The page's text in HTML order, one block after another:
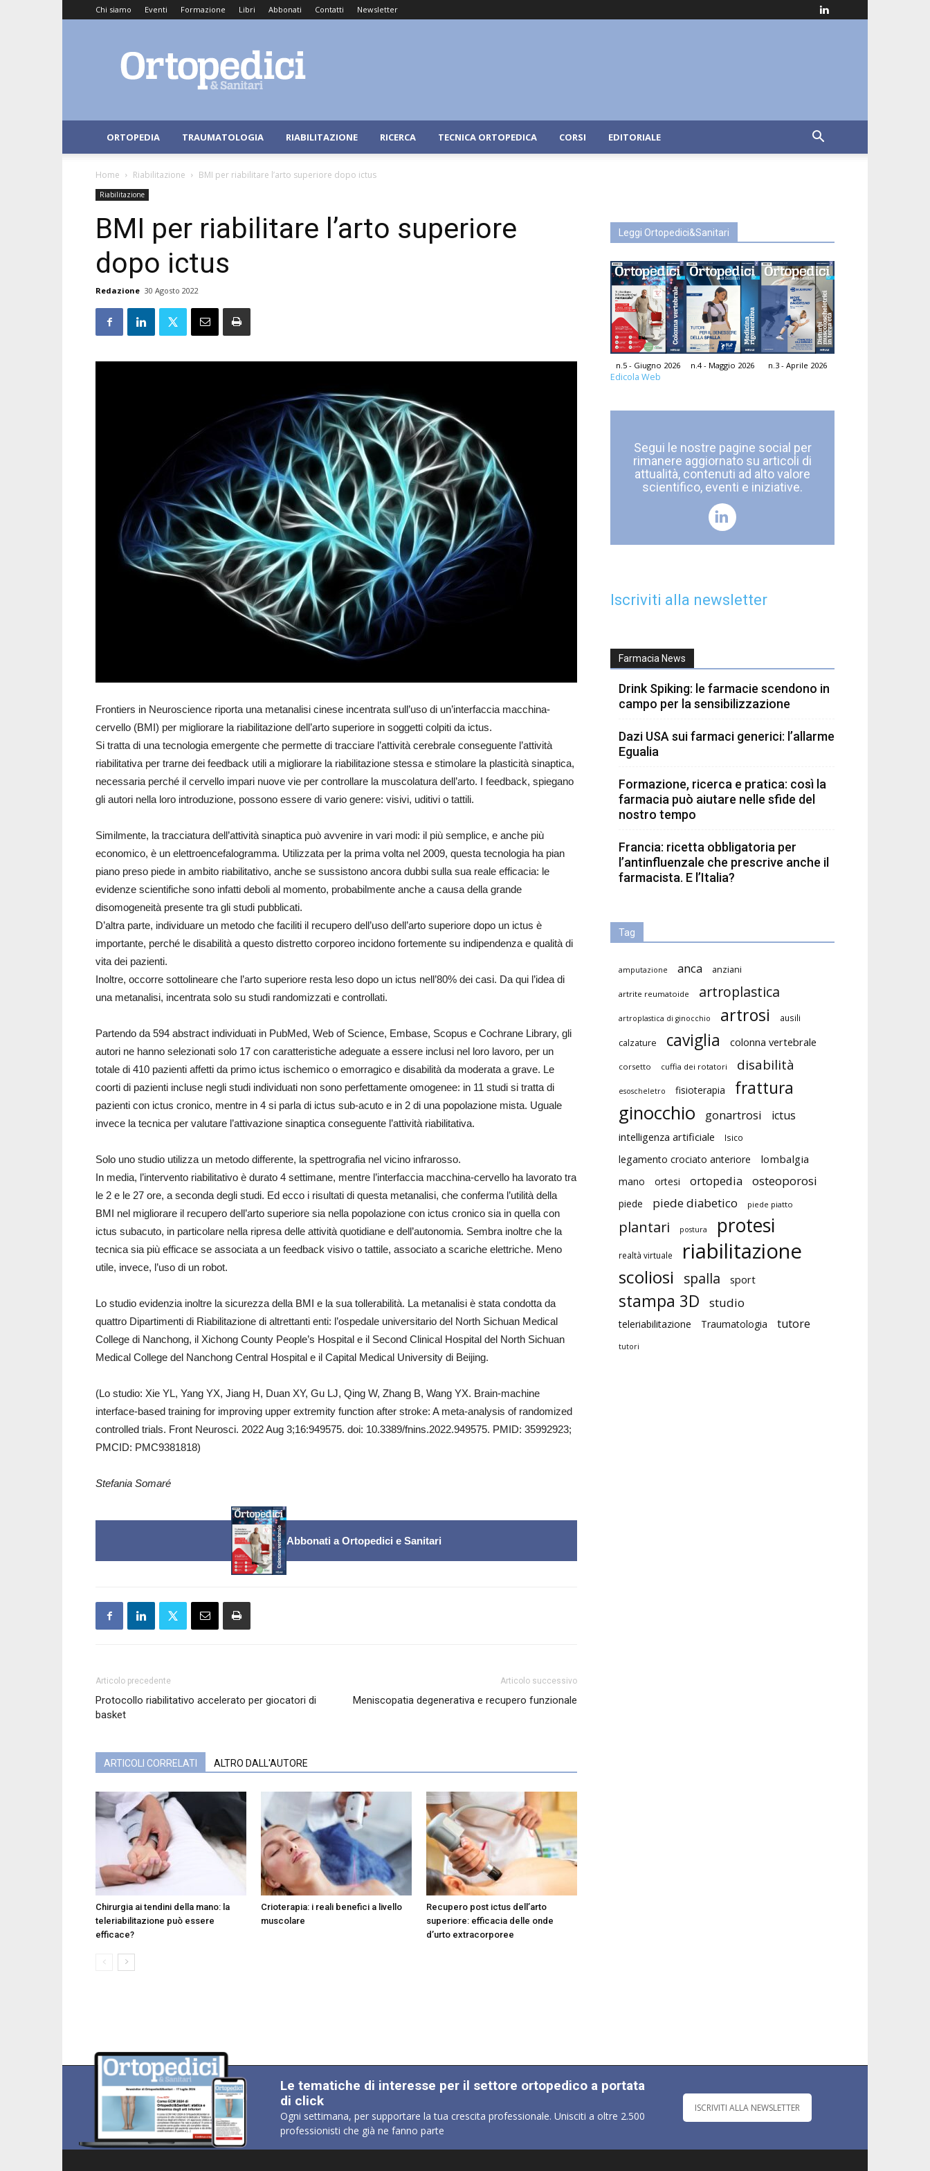
Chi siamo Eventi Formazione Libri Abbonati Contatti Newsletter
e
Sanitari
ORTOPEDIA TRAUMATOLOGIA RIABILITAZIONE RICERCA TECNICA ORTOPEDICA CORSI EDITORIALE
Home Riabilitazione BMI per riabilitare l’arto superiore dopo ictus
Riabilitazione
BMI per riabilitare l’arto superiore
dopo ictus
Redazione 30 Agosto 2022
Frontiers in Neuroscience riporta una metanalisi cinese incentrata sull’uso di un’interfaccia macchina-
cervello (BMI) per migliorare la riabilitazione dell’arto superiore in soggetti colpiti da ictus.
Si tratta di una tecnologia emergente che permette di tracciare l’attività cerebrale conseguente l’attività
riabilitativa per trarne dei feedback utili a migliorare la riabilitazione stessa e stimolare la plasticità sinaptica,
necessaria perché il cervello impari nuove vie per controllare la muscolatura dell’arto. I feedback, spiegano
gli autori nella loro introduzione, possono essere di vario genere: visivi, uditivi o tattili.
Similmente, la tracciatura dell’attività sinaptica può avvenire in vari modi: il più semplice, e anche più
economico, è un elettroencefalogramma. Utilizzata per la prima volta nel 2009, questa tecnologia ha pian
piano preso piede in ambito riabilitativo, anche se sussistono ancora dubbi sulla sua reale efficacia: le
evidenze scientifiche sono infatti deboli al momento, probabilmente anche a causa della grande
disomogeneità presente tra gli studi pubblicati.
D’altra parte, individuare un metodo che faciliti il recupero dell’uso dell’arto superiore dopo un ictus è
importante, perché le disabilità a questo distretto corporeo incidono fortemente su indipendenza e qualità di
vita dei pazienti.
Inoltre, occorre sottolineare che l’arto superiore resta leso dopo un ictus nell’80% dei casi. Da qui l’idea di
una metanalisi, incentrata solo su studi randomizzati e controllati.
Partendo da 594 abstract individuati in PubMed, Web of Science, Embase, Scopus e Cochrane Library, gli
autori ne hanno selezionati solo 17 con caratteristiche adeguate a essere inclusi nel loro lavoro, per un
totale di 410 pazienti affetti da primo ictus ischemico o emorragico e disabilità da moderata a grave. Le
coorti di pazienti incluse negli studi individuati non sono perfettamente omogenee: in 11 studi si tratta di
pazienti con ictus cronico, mentre in 4 si parla di ictus sub-acuto e in 2 di una popolazione mista. Uguale
invece la tecnica per valutare l’attivazione sinaptica conseguente l’attività riabilitativa.
Solo uno studio utilizza un metodo differente, la spettrografia nel vicino infrarosso.
In media, l’intervento riabilitativo è durato 4 settimane, mentre l’interfaccia macchina-cervello ha lavorato tra
le 2 e le 27 ore, a seconda degli studi. Ed ecco i risultati di questa metanalisi, che conferma l’utilità della
BMI nel migliorare il recupero dell’arto superiore sia nella popolazione con ictus cronico sia in quella con
ictus subacuto, in particolare nella ripresa delle attività quotidiane e dell’autonomia. Sembra inoltre che la
tecnica sia più efficace se associata a un feedback visivo o tattile, associato a scariche elettriche. Meno
utile, invece, l’uso di un robot.
Lo studio evidenzia inoltre la sicurezza della BMI e la sua tollerabilità. La metanalisi è stata condotta da
quattro Dipartimenti di Riabilitazione di altrettanti enti: l’ospedale universitario del North Sichuan Medical
College di Nanchong, il Xichong County People’s Hospital e il Second Clinical Hospital del North Sichuan
Medical College del Nanchong Central Hospital e il Capital Medical University di Beijing.
(Lo studio: Xie YL, Yang YX, Jiang H, Duan XY, Gu LJ, Qing W, Zhang B, Wang YX. Brain-machine
interface-based training for improving upper extremity function after stroke: A meta-analysis of randomized
controlled trials. Front Neurosci. 2022 Aug 3;16:949575. doi: 10.3389/fnins.2022.949575. PMID: 35992923;
PMCID: PMC9381818)
Stefania Somaré
Abbonati a Ortopedici e Sanitari
Articolo precedente
Protocollo riabilitativo accelerato per giocatori di
basket
Articolo successivo
Meniscopatia degenerativa e recupero funzionale
ARTICOLI CORRELATI ALTRO DALL'AUTORE
Chirurgia ai tendini della mano: la
teleriabilitazione può essere
efficace?
Crioterapia: i reali benefici a livello
muscolare
Recupero post ictus dell’arto
superiore: efficacia delle onde
d’urto extracorporee
Leggi Ortopedici&Sanitari
n.5 - Giugno 2026 n.4 - Maggio 2026 n.3 - Aprile 2026
Edicola Web
Segui le nostre pagine social per
rimanere aggiornato su articoli di
attualità, contenuti ad alto valore
scientifico, eventi e iniziative.
Iscriviti alla newsletter
Farmacia News
Drink Spiking: le farmacie scendono in
campo per la sensibilizzazione
Dazi USA sui farmaci generici: l’allarme
Egualia
Formazione, ricerca e pratica: così la
farmacia può aiutare nelle sfide del
nostro tempo
Francia: ricetta obbligatoria per
l’antinfluenzale che prescrive anche il
farmacista. E l’Italia?
Tag
amputazione anca anziani
artrite reumatoide artroplastica
artroplastica di ginocchio artrosi ausili
calzature caviglia colonna vertebrale
corsetto cuffia dei rotatori disabilità
esoscheletro fisioterapia frattura
ginocchio gonartrosi ictus
intelligenza artificiale Isico
legamento crociato anteriore lombalgia
mano ortesi ortopedia osteoporosi
piede piede diabetico piede piatto
plantari postura protesi
realtà virtuale riabilitazione
scoliosi spalla sport
stampa 3D studio
teleriabilitazione Traumatologia tutore
tutori
Le tematiche di interesse per il settore ortopedico a portata
di click
Ogni settimana, per supportare la tua crescita professionale. Unisciti a oltre 2.500
professionisti che già ne fanno parte
ISCRIVITI ALLA NEWSLETTER